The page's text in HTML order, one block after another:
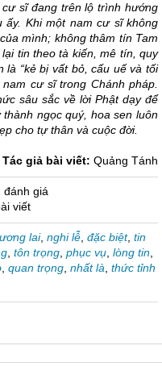
sĩ đang trên lộ trình hướng
ấy. Khi một nam cư sĩ không
mình; không thâm tín Tam
tin theo tà kiến, mê tín, quy
“kẻ bị vất bỏ, cấu uế và tối
cư sĩ trong Chánh pháp.
sâu sắc về lời Phật dạy để
ngọc quý, hoa sen luôn
cho tự thân và cuộc đời.
Tác giả bài viết: Quảng Tánh
đánh giá
viết
lai, nghi lễ đặc biệt, tin
tôn trọng phục vụ lòng tin
quan trọng nhất là thức tỉnh